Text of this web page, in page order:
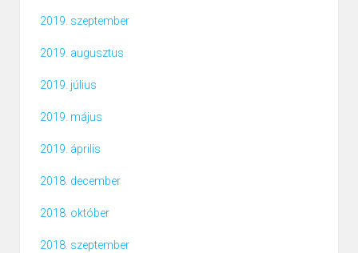
2019. szeptember
2019. augusztus
2019. július
2019. május
2019. április
2018. december
2018. október
2018. szeptember